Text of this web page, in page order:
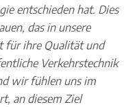
entschieden hat. Dies
das in unsere
für ihre Qualität und
Verkehrstechnik
wir fühlen uns im
an diesem Ziel